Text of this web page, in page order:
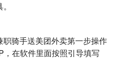
骑手送美团外卖第一步操作
在软件里面按照引导填写